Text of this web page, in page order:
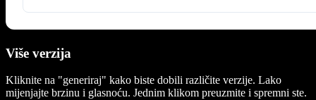
Više verzija
Kliknite na "generiraj" kako biste dobili različite verzije. Lako
mijenjajte brzinu i glasnoću. Jednim klikom preuzmite i spremni ste.